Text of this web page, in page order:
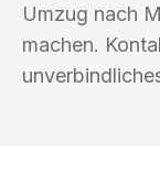
Umzug nach
machen.